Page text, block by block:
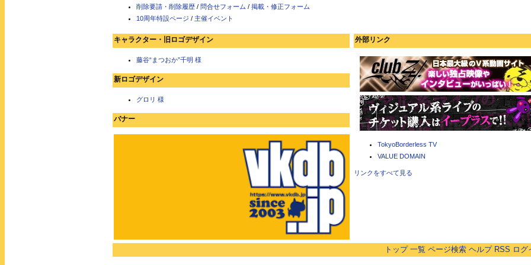
削除要請・削除履歴 / 問合せフォーム / 掲載・修正フォーム
10周年特設ページ / 主催イベント
キャラクター・旧ロゴデザイン
藤谷“まつおか”千明 様
新ロゴデザイン
グロリ 様
バナー
外部リンク
TokyoBorderless TV
VALUE DOMAIN
リンクをすべて見る
トップ 一覧 ページ検索 ヘルプ RSS ログ